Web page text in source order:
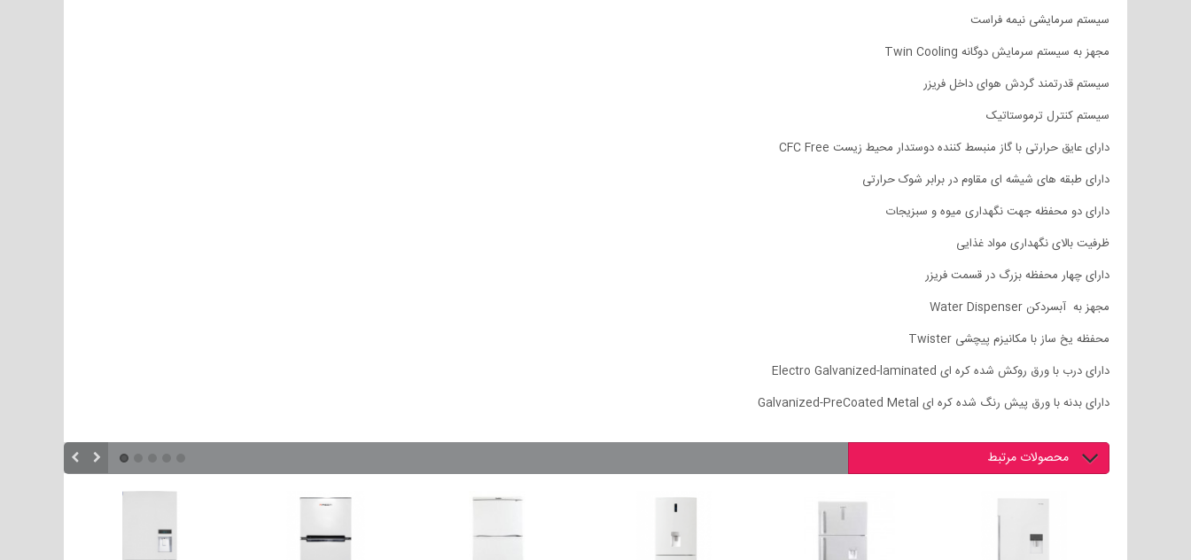
سیستم سرمایشی نیمه فراست
مجهز به سیستم سرمایش دوگانه Twin Cooling
سیستم قدرتمند گردش هوای داخل فریزر
سیستم کنترل ترموستاتیک
دارای عایق حرارتی با گاز منبسط کننده دوستدار محیط زیست CFC Free
دارای طبقه های شیشه ای مقاوم در برابر شوک حرارتی
دارای دو محفظه جهت نگهداری میوه و سبزیجات
ظرفیت بالای نگهداری مواد غذایی
دارای چهار محفظه بزرگ در قسمت فریزر
مجهز به آبسردکن Water Dispenser
محفظه یخ ساز با مکانیزم پیچشی Twister
دارای درب با ورق روکش شده کره ای Electro Galvanized-laminated
دارای بدنه با ورق پیش رنگ شده کره ای Galvanized-PreCoated Metal
محصولات مرتبط